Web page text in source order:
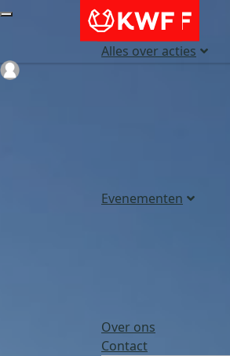
Alles over acties
Evenementen
Over ons
Contact